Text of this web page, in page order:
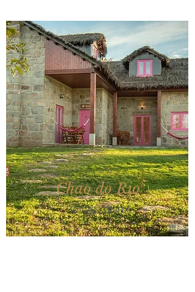
Chao do Rio
TRAVANCINHA